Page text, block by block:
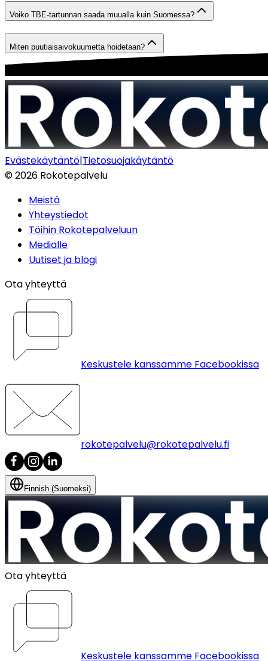
Voiko TBE-tartunnan saada muualla kuin Suomessa?
Miten puutiaisaivokuumetta hoidetaan?
Evästekäytäntö|Tietosuojakäytäntö
©2026 Rokotepalvelu
Meistä
Yhteystiedot
Töihin Rokotepalveluun
Medialle
Uutiset ja blogi
Ota yhteyttä
Keskustele kanssamme Facebookissa
rokotepalvelu@rokotepalvelu.fi
Finnish (Suomeksi)
Ota yhteyttä
Keskustele kanssamme Facebookissa